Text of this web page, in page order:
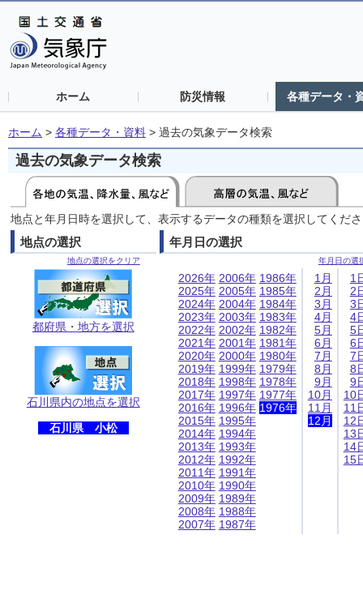
ホーム 防災情報 各種データ・
ホーム > 各種データ・資料 > 過去の気象データ検索
過去の気象データ検索
地点と年月日時を選択して、表示するデータの種類を選択してくだ
地点の選択
地点の選択をクリア
都府県・地方を選択
石川県内の地点を選択
石川県 小松
年月日の選択
年月日の選
2026年
2025年
2024年
2023年
2022年
2021年
2020年
2019年
2018年
2017年
2016年
2015年
2014年
2013年
2012年
2011年
2010年
2009年
2008年
2007年
2006年
2005年
2004年
2003年
2002年
2001年
2000年
1999年
1998年
1997年
1996年
1995年
1994年
1993年
1992年
1991年
1990年
1989年
1988年
1987年
1986年
1985年
1984年
1983年
1982年
1981年
1980年
1979年
1978年
1977年
1976年
1月
2月
3月
4月
5月
6月
7月
8月
9月
10月
11月
12月
1
2
3
4
5
6
7
8
9
10
11
12
13
14
15